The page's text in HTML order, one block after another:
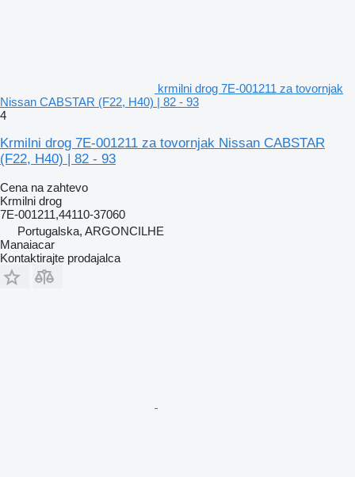
krmilni drog 7E-001211 za tovornjak
Nissan CABSTAR (F22, H40) | 82 - 93
4
Krmilni drog 7E-001211 za tovornjak Nissan CABSTAR
(F22, H40) | 82 - 93
Cena na zahtevo
Krmilni drog
7E-001211,44110-37060
Portugalska, ARGONCILHE
Manaiacar
Kontaktirajte prodajalca